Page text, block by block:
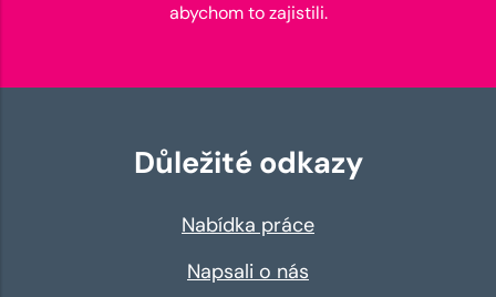
abychom to zajistili.
Důležité odkazy
Nabídka práce
Napsali o nás